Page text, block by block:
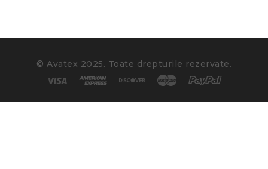
© Avatex 2025. Toate drepturile rezervate.